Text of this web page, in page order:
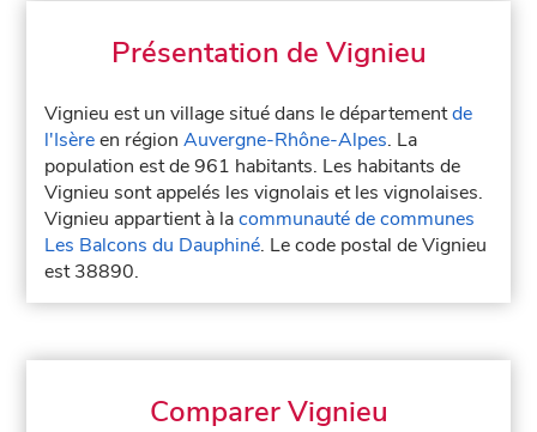
Présentation de Vignieu
Vignieu est un village situé dans le départementde
l'Isèreen régionAuvergne-Rhône-Alpes. La
population est de 961 habitants. Les habitants de
Vignieu sont appelés les vignolais et les vignolaises.
Vignieu appartient à lacommunauté de communes
Les Balcons du Dauphiné. Le code postal de Vignieu
est 38890.
Comparer Vignieu